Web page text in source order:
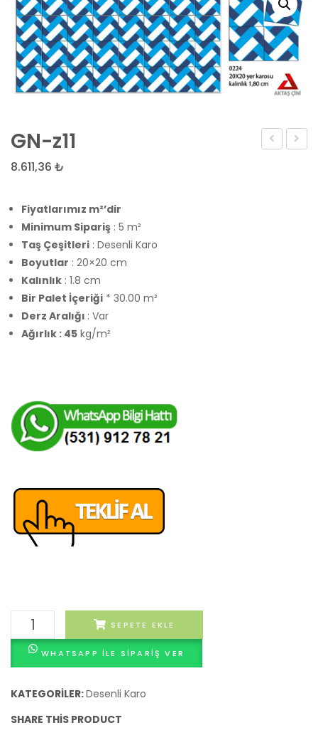
GN-z11
8.611,36 ₺
Fiyatlarımız m²’dir
Minimum Sipariş : 5 m²
Taş Çeşitleri : Desenli Karo
Boyutlar : 20×20 cm
Kalınlık : 1.8 cm
Bir Palet İçeriği * 30.00 m²
Derz Aralığı : Var
Ağırlık : 45 kg/m²
z11
adet
SEPETE EKLE
WHATSAPP ILE SIPARIŞ VER
KATEGORILER:Desenli Karo
SHARE THIS PRODUCT